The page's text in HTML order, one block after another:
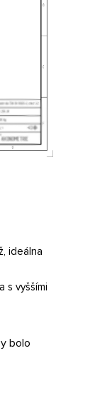
ideálna
s vyššími
bolo